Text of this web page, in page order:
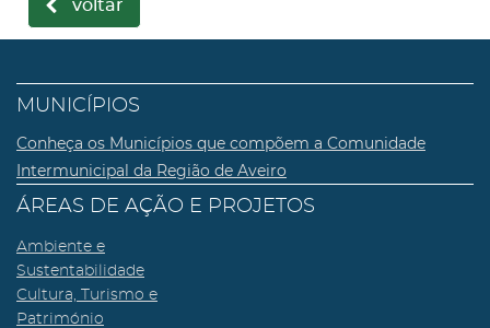
voltar
MUNICÍPIOS
Conheça os Municípios que compõem a Comunidade
Intermunicipal da Região de Aveiro
ÁREAS DE AÇÃO E PROJETOS
Ambiente e
Sustentabilidade
Cultura, Turismo e
Património